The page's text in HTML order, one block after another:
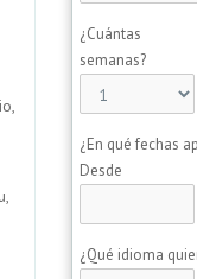
¿Cuántas
semanas?
¿En qué fechas
Desde
¿Qué idioma